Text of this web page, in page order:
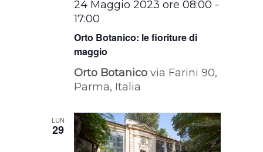
Orto Botanico: le fioriture di
maggio
24 Maggio 2023 ore 08:00 -
17:00
Orto Botanicovia Farini 90,
Parma, Italia
LUN
29